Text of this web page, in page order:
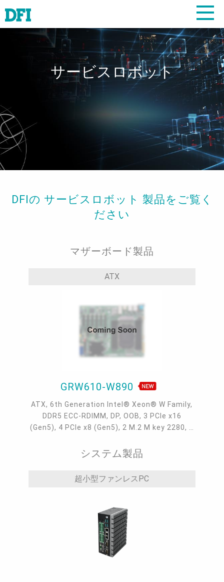
サービスロボット
DFIの サービスロボット 製品をご覧く
ださい
マザーボード製品
ATX
GRW610-W890
ATX, 6th Generation Intel® Xeon® W Family,
DDR5 ECC-RDIMM, DP, OOB, 3 PCIe x16
(Gen5), 4 PCIe x8 (Gen5), 2 M.2 M key 2280, 2
USB 2.0, 1 Vertical USB 2.0, 7 COM, 1
システム製品
超小型ファンレスPC